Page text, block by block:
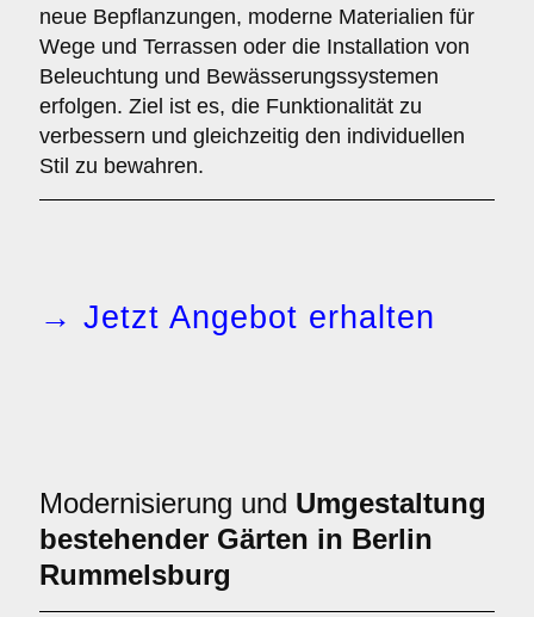
neue Bepflanzungen, moderne Materialien für
Wege und Terrassen oder die Installation von
Beleuchtung und Bewässerungssystemen
erfolgen. Ziel ist es, die Funktionalität zu
verbessern und gleichzeitig den individuellen
Stil zu bewahren.
→ Jetzt Angebot erhalten
Modernisierung und Umgestaltung
bestehender Gärten in Berlin
Rummelsburg